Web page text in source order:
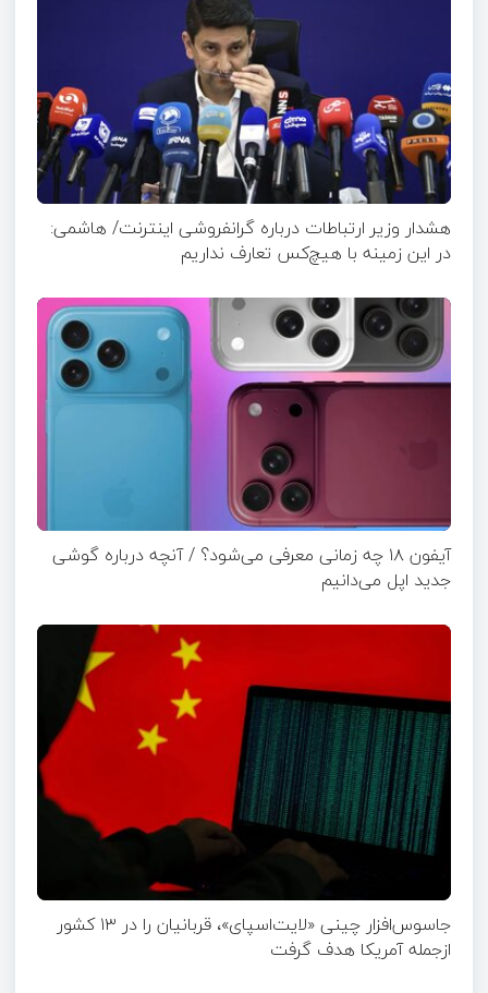
هشدار وزیر ارتباطات درباره گرانفروشی اینترنت/ هاشمی:
در این زمینه با هیچ‌کس تعارف نداریم
آیفون ۱۸ چه زمانی معرفی می‌شود؟ / آنچه درباره گوشی
جدید اپل می‌دانیم
جاسوس‌افزار چینی «لایت‌اسپای»، قربانیان را در ۱۳ کشور
ازجمله آمریکا هدف گرفت